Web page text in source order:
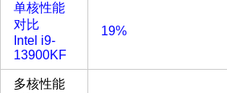
单核性能
对比
Intel i9-
13900KF
19%
多核性能